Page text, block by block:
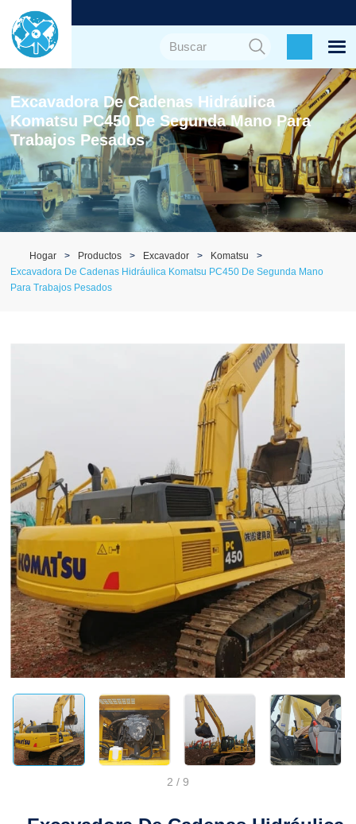
Excavadora De Cadenas Hidráulica
Komatsu PC450 De Segunda Mano Para
Trabajos Pesados
Hogar Productos Excavador
Komatsu
Excavadora De Cadenas Hidráulica Komatsu PC450 De Segunda Mano
Para Trabajos Pesados
2 / 9